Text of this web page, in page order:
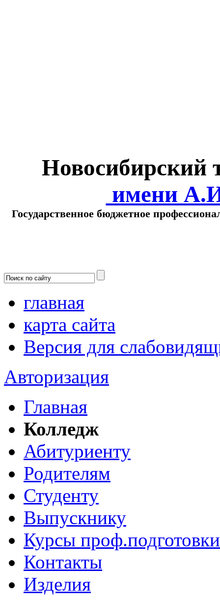
Новосибирский
имени
Государственное бюджетное
главная
карта сайта
Версия для
Авторизация
Главная
Колледж
Абитуриенту
Родителям
Студенту
Выпускнику
Курсы проф.подготовки
Контакты
Изделия